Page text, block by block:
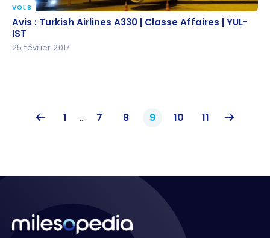
Avis : Turkish Airlines A330 | Classe Affaires | YUL-IST
VOLS
Avis : Turkish Airlines A330 | Classe Affaires | YUL-
IST
25 février 2017
1 ... 7 8 9 10 11